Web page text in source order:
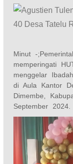
Minut -
memperingati
menggelar
di Aula Kantor
Dimembe,
September 2024.